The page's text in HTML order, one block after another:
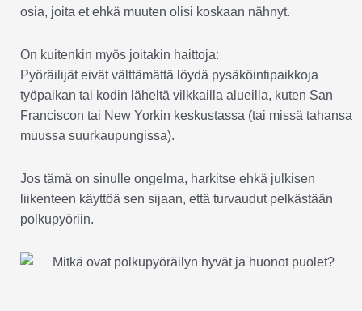
osia, joita et ehkä muuten olisi koskaan nähnyt.
On kuitenkin myös joitakin haittoja:
Pyöräilijät eivät välttämättä löydä pysäköintipaikkoja
työpaikan tai kodin läheltä vilkkailla alueilla, kuten San
Franciscon tai New Yorkin keskustassa (tai missä tahansa
muussa suurkaupungissa).
Jos tämä on sinulle ongelma, harkitse ehkä julkisen
liikenteen käyttöä sen sijaan, että turvaudut pelkästään
polkupyöriin.